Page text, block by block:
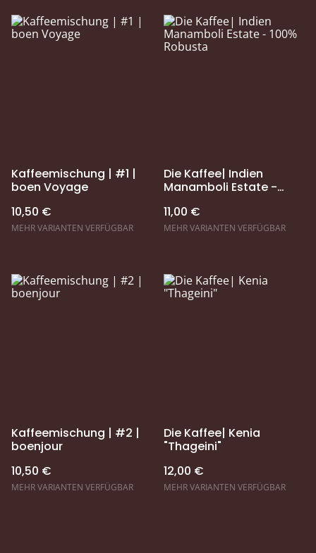
Kaffeemischung | #1 |
boen Voyage
10,50 €
MEHR VARIANTEN VERFÜGBAR
Die Kaffee| Indien
Manamboli Estate -
11,00 €
MEHR VARIANTEN VERFÜGBAR
Kaffeemischung | #2 |
boenjour
10,50 €
MEHR VARIANTEN VERFÜGBAR
Die Kaffee| Kenia
"Thageini"
12,00 €
MEHR VARIANTEN VERFÜGBAR